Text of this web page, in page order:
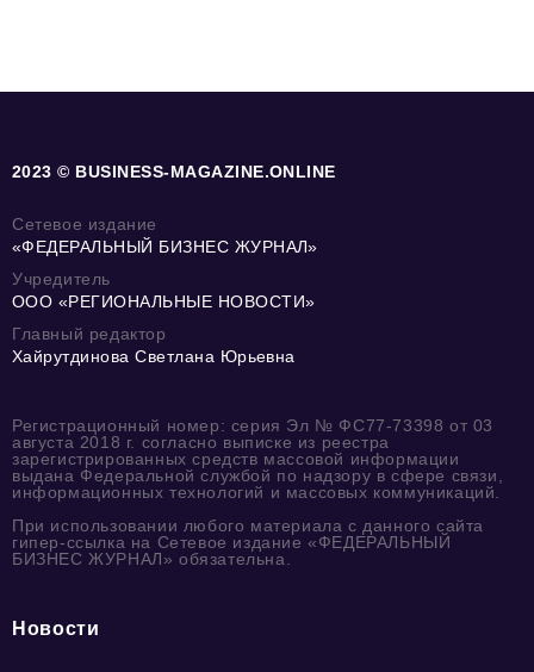
2023 © BUSINESS-MAGAZINE.ONLINE
Сетевое издание
«ФЕДЕРАЛЬНЫЙ БИЗНЕС ЖУРНАЛ»
Учредитель
ООО «РЕГИОНАЛЬНЫЕ НОВОСТИ»
Главный редактор
Хайрутдинова Светлана Юрьевна
Регистрационный номер: серия Эл № ФС77-73398 от 03
августа 2018 г. согласно выписке из реестра
зарегистрированных средств массовой информации
выдана Федеральной службой по надзору в сфере связи,
информационных технологий и массовых коммуникаций.
При использовании любого материала с данного сайта
гипер-ссылка на Сетевое издание «ФЕДЕРАЛЬНЫЙ
БИЗНЕС ЖУРНАЛ» обязательна.
Новости